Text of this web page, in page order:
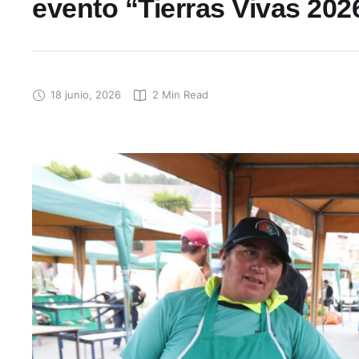
evento “Tierras Vivas
18 junio, 2026 2 Min Read